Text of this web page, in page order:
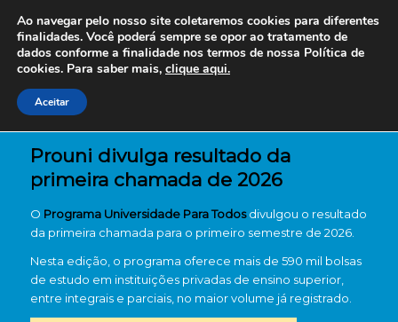
Prouni divulga resultado da
primeira chamada de 2026
O Programa Universidade Para Todosdivulgou o resultado
da primeira chamada para o primeiro semestre de 2026.
Nesta edição, o programa oferece mais de 590 mil bolsas
de estudo em instituições privadas de ensino superior,
entre integrais e parciais, no maior volume já registrado.
Ao navegar pelo nosso site coletaremos cookies para diferentes
finalidades. Você poderá sempre se opor ao tratamento de
dados conforme a finalidade nos termos de nossa Política de
cookies. Para saber mais, clique aqui.
Aceitar